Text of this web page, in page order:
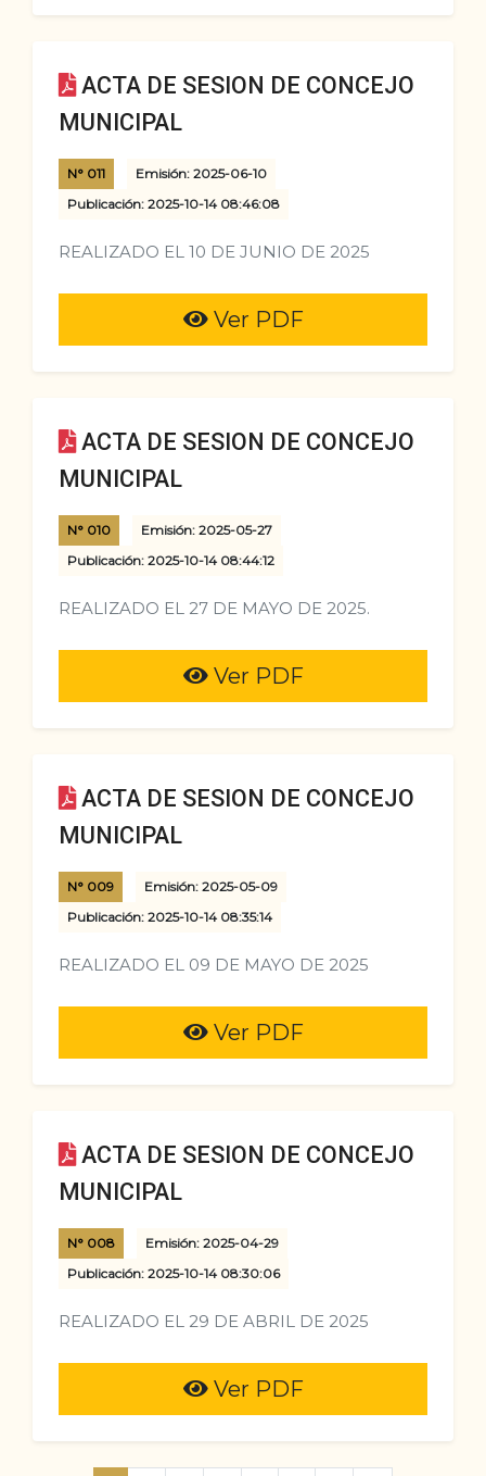
ACTA DE SESION DE CONCEJO
MUNICIPAL
N° 011
Emisión: 2025-06-10
Publicación: 2025-10-14 08:46:08
REALIZADO EL 10 DE JUNIO DE 2025
Ver PDF
ACTA DE SESION DE CONCEJO
MUNICIPAL
N° 010
Emisión: 2025-05-27
Publicación: 2025-10-14 08:44:12
REALIZADO EL 27 DE MAYO DE 2025.
Ver PDF
ACTA DE SESION DE CONCEJO
MUNICIPAL
N° 009
Emisión: 2025-05-09
Publicación: 2025-10-14 08:35:14
REALIZADO EL 09 DE MAYO DE 2025
Ver PDF
ACTA DE SESION DE CONCEJO
MUNICIPAL
N° 008
Emisión: 2025-04-29
Publicación: 2025-10-14 08:30:06
REALIZADO EL 29 DE ABRIL DE 2025
Ver PDF